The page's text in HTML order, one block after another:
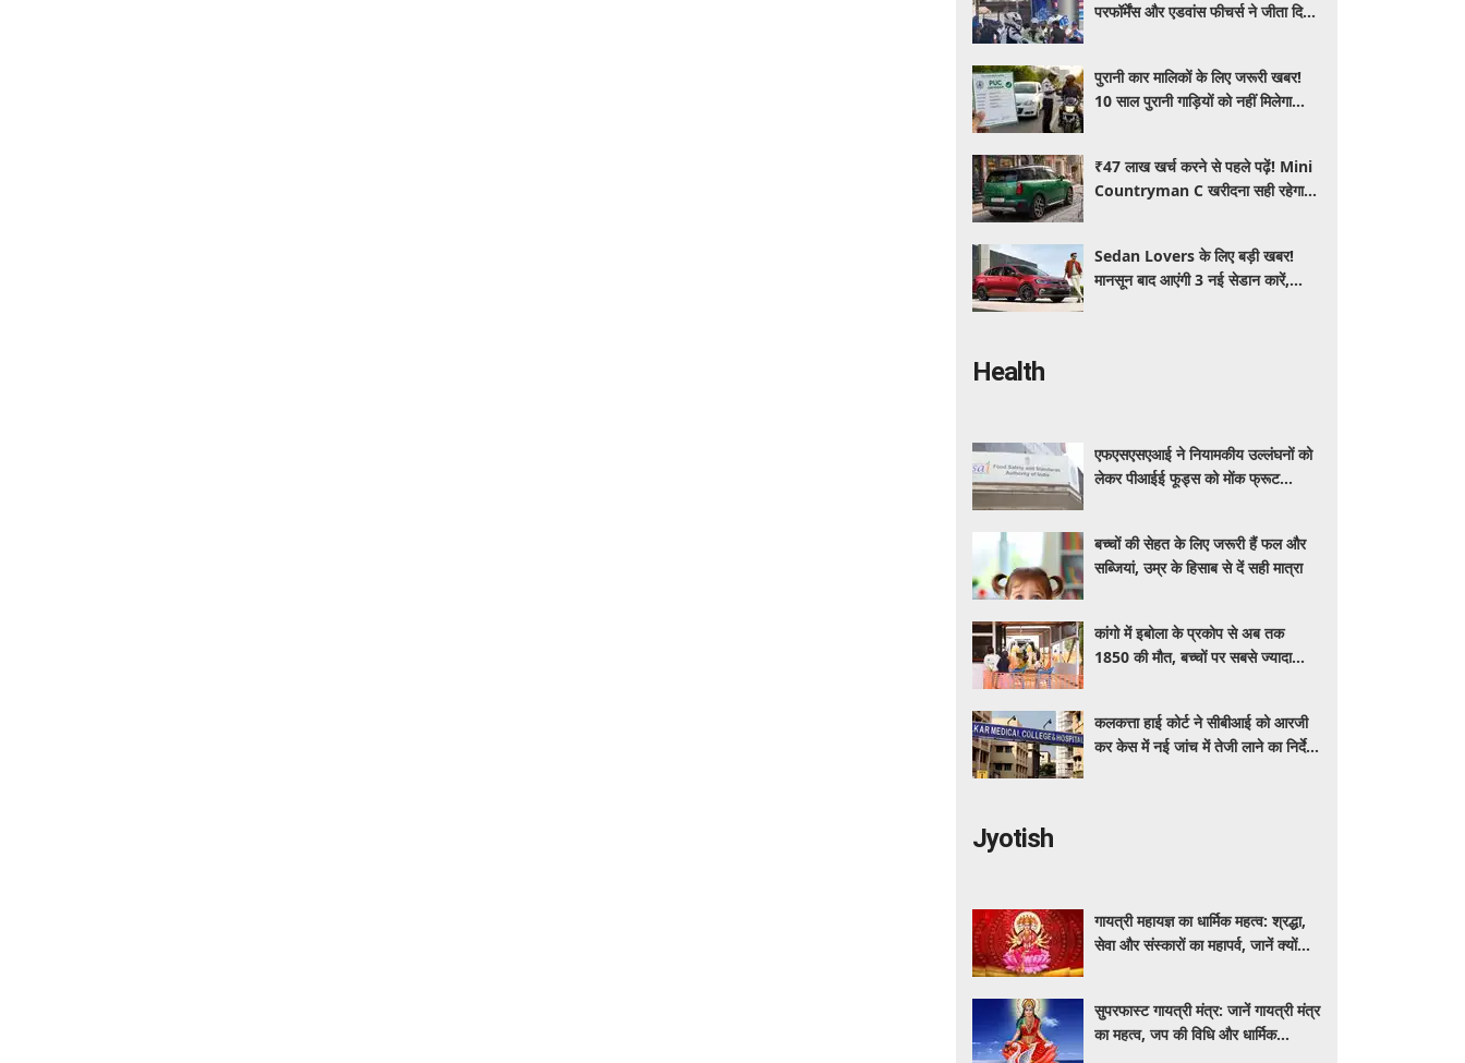
परफॉर्मेंस और एडवांस फीचर्स ने जीता दिल,
पुरानी कार मालिकों के लिए जरूरी खबर!
10 साल पुरानी गाड़ियों को नहीं मिलेगा
₹47 लाख खर्च करने से पहले पढ़ें! Mini
Countryman C खरीदना सही रहेगा या
Sedan Lovers के लिए बड़ी खबर!
मानसून बाद आएंगी 3 नई सेडान कारें,
Health
एफएसएसएआई ने नियामकीय उल्लंघनों को
लेकर पीआईई फूड्स को मोंक फ्रूट
बच्चों की सेहत के लिए जरूरी हैं फल और
सब्जियां, उम्र के हिसाब से दें सही मात्रा
कांगो में इबोला के प्रकोप से अब तक
1850 की मौत, बच्चों पर सबसे ज्यादा
कलकत्ता हाई कोर्ट ने सीबीआई को आरजी
कर केस में नई जांच में तेजी लाने का निर्देश
Jyotish
गायत्री महायज्ञ का धार्मिक महत्व: श्रद्धा,
सेवा और संस्कारों का महापर्व, जानें क्यों
सुपरफास्ट गायत्री मंत्र: जानें गायत्री मंत्र
का महत्व, जप की विधि और धार्मिक